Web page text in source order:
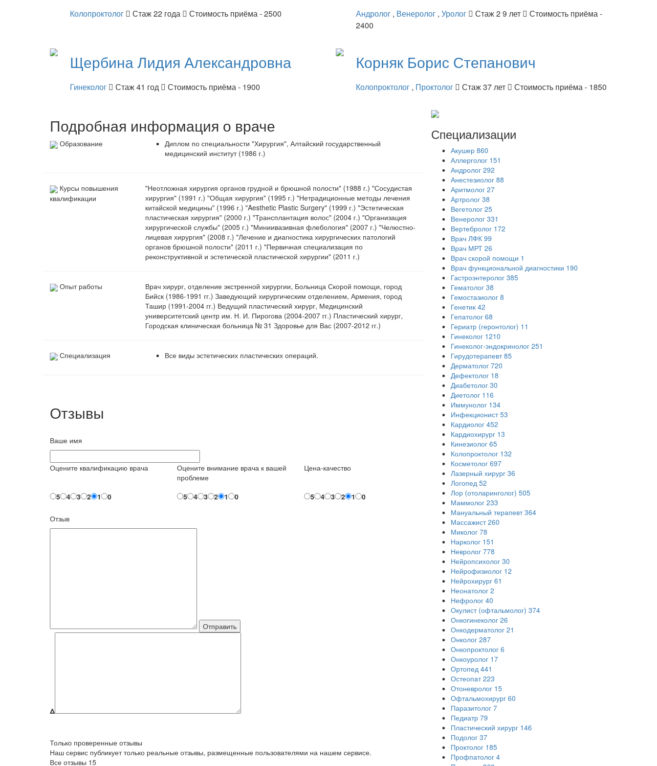
Колопроктолог Стаж 22 года Стоимость приёма - 2500 Андролог , Венеролог , Уролог Стаж 2 9 лет
Стоимость приёма -
2400
ЩербинаЛидия Александровна
Гинеколог Стаж 41 год Стоимость приёма - 1900
Корняк Борис Степанович
Колопроктолог , Проктолог Стаж 37 лет Стоимость приёма - 1850
Подробная информация о враче
Образование
Диплом по специальности "Хирургия", Алтайский государственный
медицинский институт (1986 г.)
Курсы повышения
квалификации
"Неотложная хирургия органов грудной и брюшной полости" (1988 г.) "Сосудистая
хирургия" (1991 г.) "Общая хирургия" (1995 г.) "Нетрадиционные методы лечения
китайской медицины" (1996 г.) "Aesthetic Plastic Surgery" (1999 г.) "Эстетическая
пластическая хирургия" (2000 г.) "Трансплантация волос" (2004 г.) "Организация
хирургической службы" (2005 г.) "Миниивазивная флебология" (2007 г.) "Челюстно-
лицевая хирургия" (2008 г.) "Лечение и диагностика хирургических патологий
органов брюшной полости" (2011 г.) "Первичная специализация по
реконструктивной и эстетической пластической хирургии" (2011 г.)
Опыт работы
Врач хирург, отделение экстренной хирургии, Больница Скорой помощи, город
Бийск (1986-1991 гг.) Заведующий хирургическим отделением, Армения, город
Ташир (1991-2004 гг.) Ведущий пластический хирург, Медицинский
университетский центр им. Н. И. Пирогова (2004-2007 гг.) Пластический хирург,
Городская клиническая больница № 31 Здоровье для Вас (2007-2012 гг.)
Специализация Все виды эстетических пластических операций.
Отзывы
Ваше имя
Оцените квалификацию врача
5 4 3 2 1 0
Оцените внимание врача к вашей
проблеме
5
4 3 2 1 0
Цена-качество
5 4 3 2 1 0
Отзыв
Δ
Только проверенные отзывы
Наш сервис публикует только реальные отзывы, размещенные пользователями на нашем сервисе.
Все отзывы 15
Специализации
Акушер 860
Аллерголог 151
Андролог 292
Анестезиолог 88
Аритмолог 27
Артролог 38
Вегетолог 25
Венеролог 331
Вертебролог 172
Врач ЛФК 99
Врач МРТ 26
Врач скорой помощи 1
Врач функциональной диагностики 190
Гастроэнтеролог 385
Гематолог 38
Гемостазиолог 8
Генетик 42
Гепатолог 68
Гериатр (геронтолог) 11
Гинеколог 1210
Гинеколог-эндокринолог 251
Гирудотерапевт 85
Дерматолог 720
Дефектолог 18
Диабетолог 30
Диетолог 116
Иммунолог 134
Инфекционист 53
Кардиолог 452
Кардиохирург 13
Кинезиолог 65
Колопроктолог 132
Косметолог 697
Лазерный хирург 36
Логопед 52
Лор (отоларинголог) 505
Маммолог 233
Мануальный терапевт 364
Массажист 260
Миколог 78
Нарколог 151
Невролог 778
Нейропсихолог 30
Нейрофизиолог 12
Нейрохирург 61
Неонатолог 2
Нефролог 40
Окулист (офтальмолог) 374
Онкогинеколог 26
Онкодерматолог 21
Онколог 287
Онкопроктолог 6
Онкоуролог 17
Ортопед 441
Остеопат 223
Отоневролог 15
Офтальмохирург 60
Паразитолог 7
Педиатр 79
Пластический хирург 146
Подолог 37
Проктолог 185
Профпатолог 4